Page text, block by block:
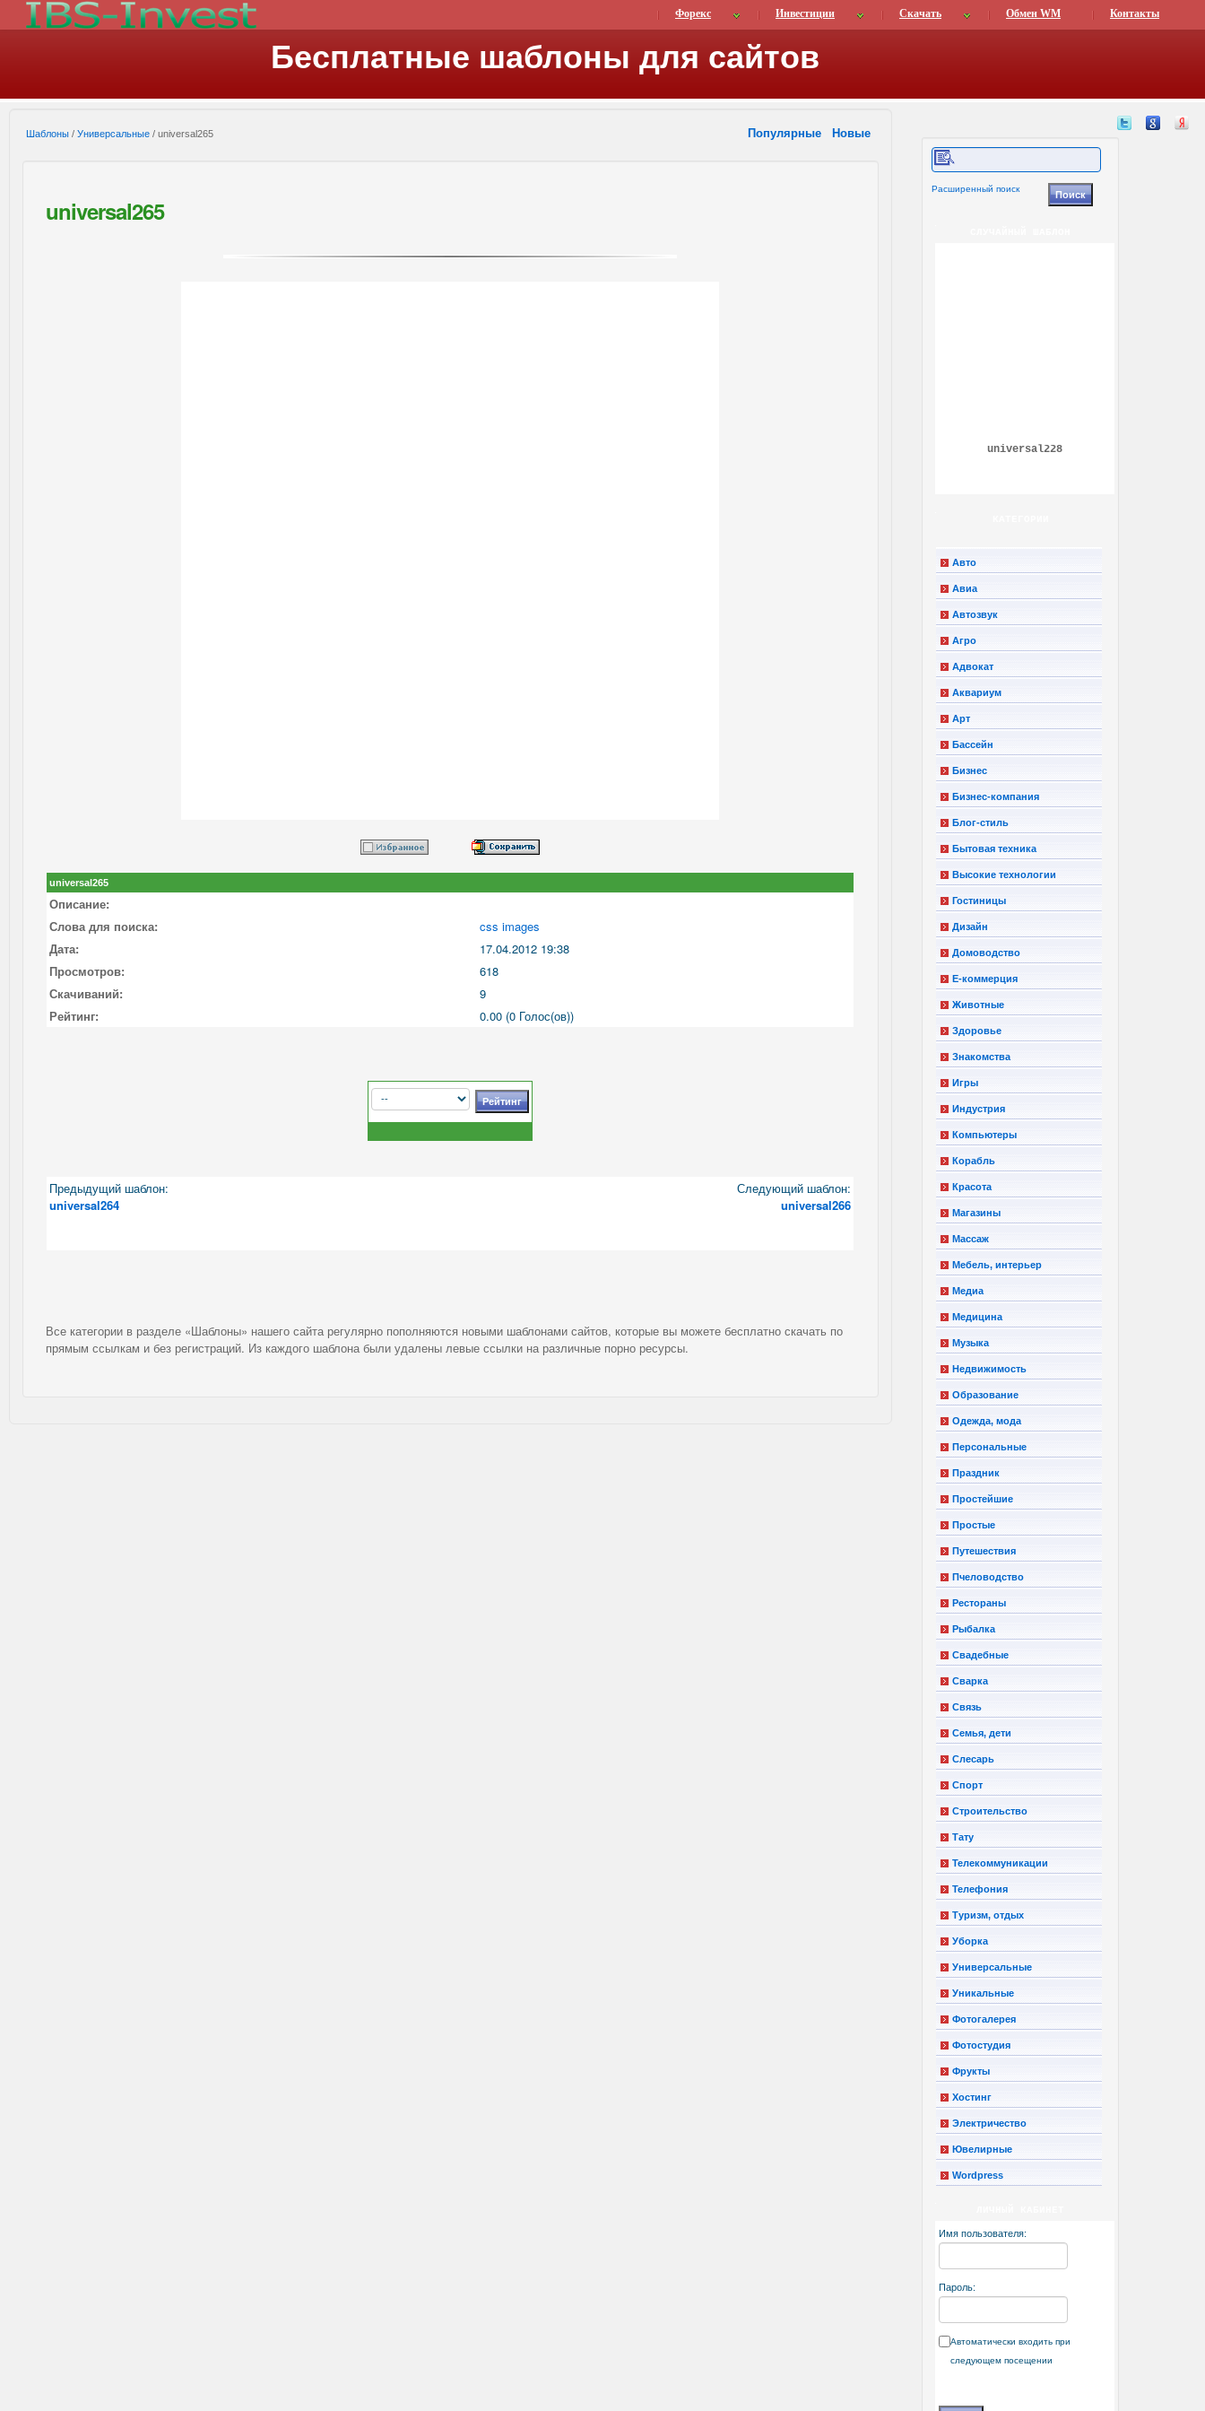
Форекс Инвестиции Скачать Обмен WM Контакты
Бесплатные шаблоны для сайтов
Шаблоны / Универсальные / universal265 Популярные Новые
universal265
universal265
Описание:
Слова для поиска:
css images
Дата:
17.04.2012 19:38
Просмотров:
618
Скачиваний:
9
Рейтинг:
0.00 (0 Голос(ов))
Предыдущий шаблон:
universal264
Следующий шаблон:
universal266
Все категории в разделе «Шаблоны» нашего сайта регулярно пополняются новыми шаблонами сайтов, которые вы можете бесплатно скачать по
прямым ссылкам и без регистраций. Из каждого шаблона были удалены левые ссылки на различные порно ресурсы.
Расширенный поиск
universal228
Авто
Авиа
Автозвук
Агро
Адвокат
Аквариум
Арт
Бассейн
Бизнес
Бизнес-компания
Блог-стиль
Бытовая техника
Высокие технологии
Гостиницы
Дизайн
Домоводство
Е-коммерция
Животные
Здоровье
Знакомства
Игры
Индустрия
Компьютеры
Корабль
Красота
Магазины
Массаж
Мебель, интерьер
Медиа
Медицина
Музыка
Недвижимость
Образование
Одежда, мода
Персональные
Праздник
Простейшие
Простые
Путешествия
Пчеловодство
Рестораны
Рыбалка
Свадебные
Сварка
Связь
Семья, дети
Слесарь
Спорт
Строительство
Тату
Телекоммуникации
Телефония
Туризм, отдых
Уборка
Универсальные
Уникальные
Фотогалерея
Фотостудия
Фрукты
Хостинг
Электричество
Ювелирные
Wordpress
Имя пользователя:
Пароль:
Автоматически входить при
следующем посещении